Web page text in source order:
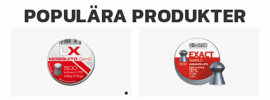
POPULÄRA PRODUKTER